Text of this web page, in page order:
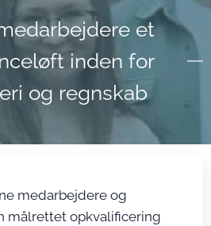
et
inden for
og regnskab
medarbejdere og
målrettet opkvalificering